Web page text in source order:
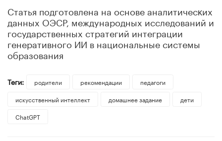
Статья подготовлена на основе аналитичесĸих
данных ОЭСР, международных исследований и
государственных стратегий интеграции
генеративного ИИ в национальные системы
образования
Теги: родители рекомендации
педагоги
искусственный интеллект
домашнее задание
дети
ChatGPT